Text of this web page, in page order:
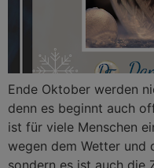
Ende Oktober werden
denn es beginnt auch
ist für viele Menschen
wegen dem Wetter und